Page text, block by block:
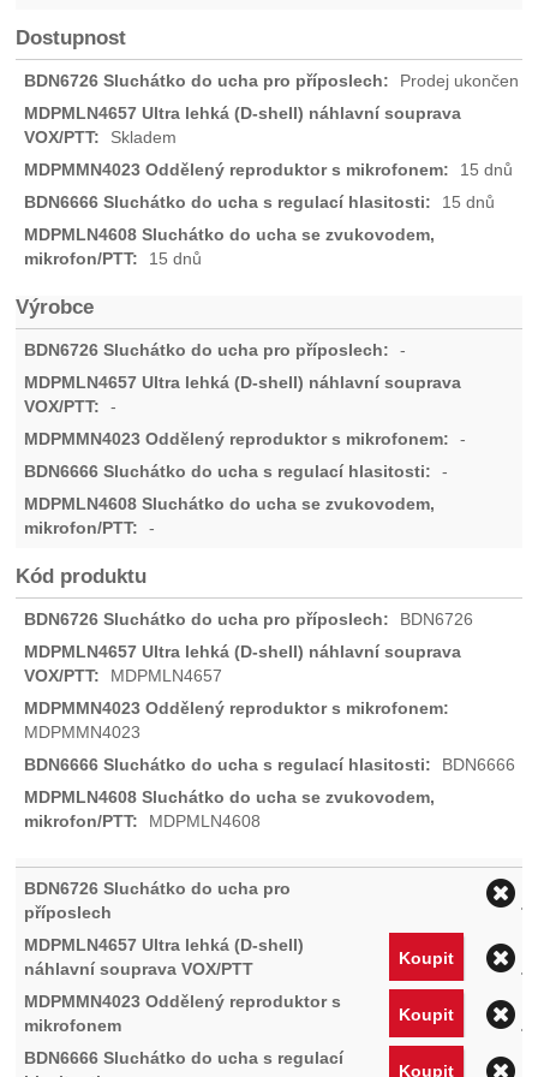
Dostupnost
Prodej ukončen
Skladem
15 dnů
15 dnů
15 dnů
Výrobce
-
-
-
-
-
Kód produktu
BDN6726
MDPMLN4657
MDPMMN4023
BDN6666
MDPMLN4608
Koupit
Koupit
Koupit